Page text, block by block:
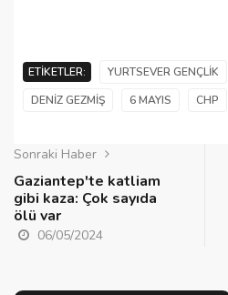
ETIKETLER: YURTSEVER GENÇLIK
DENIZ GEZMIŞ
6 MAYIS CHP
Sonraki Haber
Gaziantep'te katliam
gibi kaza: Çok sayıda
ölü var
06/05/2024